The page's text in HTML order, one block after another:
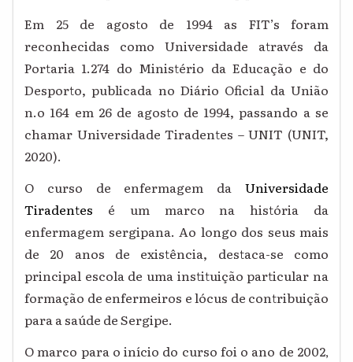
Em 25 de agosto de 1994 as FIT’s foram
reconhecidas como Universidade através da
Portaria 1.274 do Ministério da Educação e do
Desporto, publicada no Diário Oficial da União
n.o 164 em 26 de agosto de 1994, passando a se
chamar Universidade Tiradentes – UNIT (UNIT,
2020).
O curso de enfermagem da Universidade
Tiradentes é um marco na história da
enfermagem sergipana. Ao longo dos seus mais
de 20 anos de existência, destaca-se como
principal escola de uma instituição particular na
formação de enfermeiros e lócus de contribuição
para a saúde de Sergipe.
O marco para o início do curso foi o ano de 2002,